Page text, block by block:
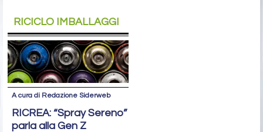
RICICLO IMBALLAGGI
A cura di Redazione Siderweb
RICREA: “Spray Sereno”
parla alla Gen Z